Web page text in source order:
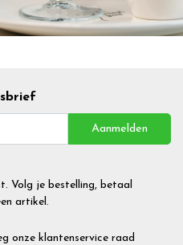
Aanmelden
Volg je bestelling, betaal
artikel.
onze klantenservice raad